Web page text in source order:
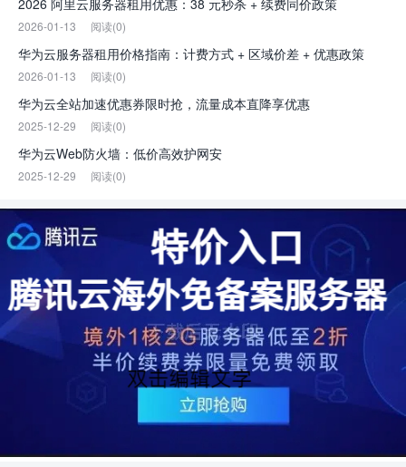
2026 阿里云服务器租用优惠：38 元秒杀 + 续费同价政策
2026-01-13 阅读(0)
华为云服务器租用价格指南：计费方式 + 区域价差 + 优惠政策
2026-01-13 阅读(0)
华为云全站加速优惠券限时抢，流量成本直降享优惠
2025-12-29 阅读(0)
华为云Web防火墙：低价高效护网安
2025-12-29 阅读(0)